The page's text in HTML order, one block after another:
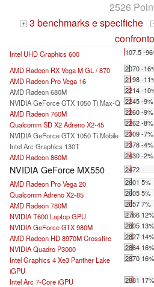
2526
+ 3 benchmarks e specifiche -
confronto
Intel UHD Graphics 600 107.5 -
AMD Radeon RX Vega M GL / 870
2070 -
AMD Radeon Pro Vega 16
2198 -
AMD Radeon 680M
2214 -
NVIDIA GeForce GTX 1050 Ti Max-Q 2245 -9%
AMD Radeon 760M
2260 -9%
Qualcomm SD X2 Adreno X2-45
2262 -8%
NVIDIA GeForce GTX 1050 Ti Mobile
2309 -7%
Intel Arc Graphics 130T
2378 -4%
AMD Radeon 860M
2430 -2%
NVIDIA GeForce MX550
2472
AMD Radeon Pro Vega 20
2601 5%
Qualcomm Adreno X2-85
2605 5%
AMD Radeon 780M
2657 7%
NVIDIA T600 Laptop GPU
2766 12%
NVIDIA GeForce GTX 980M
2805 13%
AMD Radeon HD 8970M Crossfire
2827 14%
NVIDIA Quadro P3000
2864 16%
Intel Graphics 4 Xe3 Panther Lake
iGPU
2870 16%
Intel Arc 7-Core iGPU 2881 17%